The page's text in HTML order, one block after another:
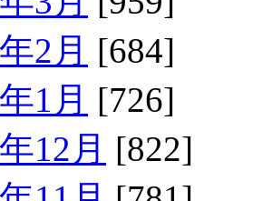
2月 [684]
1月 [726]
12月 [822]